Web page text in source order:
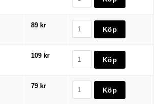
89 kr
109 kr
79 kr